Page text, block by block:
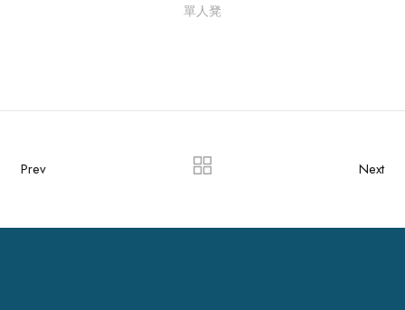
單人凳
Prev Next